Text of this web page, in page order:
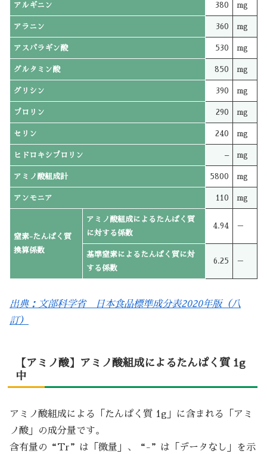
アルギニン 380 mg
アラニン 360 mg
アスパラギン酸 530 mg
グルタミン酸 850 mg
グリシン 390 mg
プロリン 290 mg
セリン 240 mg
ヒドロキシプロリン – mg
アミノ酸組成計 5800 mg
アンモニア 110 mg
窒素-たんぱく質
換算係数
アミノ酸組成によるたんぱく質
に対する係数
4.94 －
基準窒素によるたんぱく質に対
する係数
6.25 －
出典：文部科学省 日本食品標準成分表2020年版（八
訂）
【アミノ酸】アミノ酸組成によるたんぱく質 1g
中
アミノ酸組成による「たんぱく質 1g」に含まれる「アミ
ノ酸」の成分量です。
含有量の“Tr”は「微量」、“-”は「データなし」を示